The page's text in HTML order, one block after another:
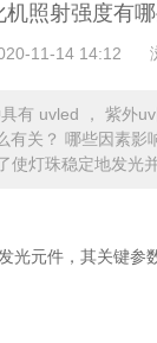
照射强度有
11-14 14:12
有 uvled ， 紫外
关？ 哪些因素
灯珠稳定地发光
光元件，其关键参